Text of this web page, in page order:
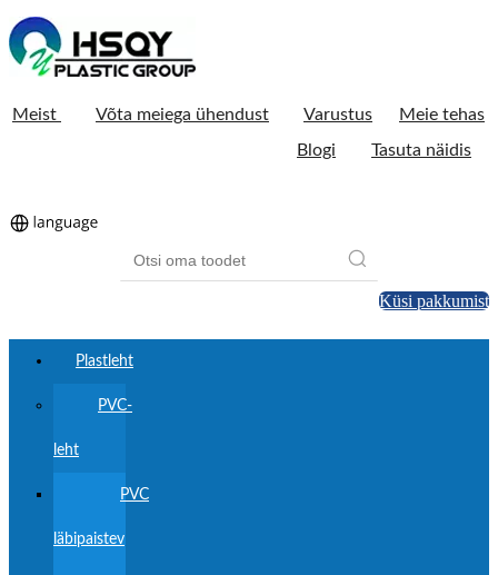
Meist Võta meiega ühendust Varustus
Meie tehas
Blogi
Tasuta näidis
Küsi pakkumist
Plastleht
PVC-
leht
PVC
läbipaistev